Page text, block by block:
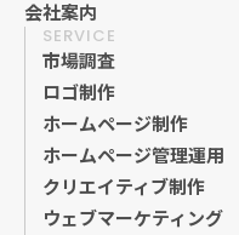
設立エピソード
会社案内
会社案内
SERVICE
市場調査
ロゴ制作
ホームページ制作
ホームページ管理運用
クリエイティブ制作
ウェブマーケティング